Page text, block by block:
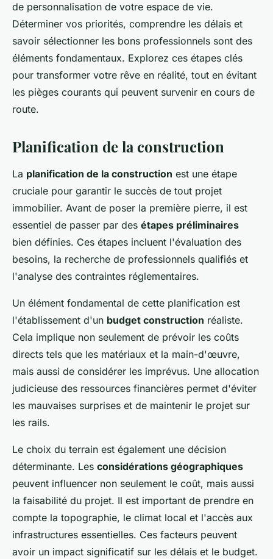
de personnalisation de votre espace de vie.
Déterminer vos priorités, comprendre les délais et
savoir sélectionner les bons professionnels sont des
éléments fondamentaux. Explorez ces étapes clés
pour transformer votre rêve en réalité, tout en évitant
les pièges courants qui peuvent survenir en cours de
route.
Planification de la construction
La planification de la construction est une étape
cruciale pour garantir le succès de tout projet
immobilier. Avant de poser la première pierre, il est
essentiel de passer par des étapes préliminaires
bien définies. Ces étapes incluent l'évaluation des
besoins, la recherche de professionnels qualifiés et
l'analyse des contraintes réglementaires.
Un élément fondamental de cette planification est
l'établissement d'un budget construction réaliste.
Cela implique non seulement de prévoir les coûts
directs tels que les matériaux et la main-d'œuvre,
mais aussi de considérer les imprévus. Une allocation
judicieuse des ressources financières permet d'éviter
les mauvaises surprises et de maintenir le projet sur
les rails.
Le choix du terrain est également une décision
déterminante. Les considérations géographiques
peuvent influencer non seulement le coût, mais aussi
la faisabilité du projet. Il est important de prendre en
compte la topographie, le climat local et l'accès aux
infrastructures essentielles. Ces facteurs peuvent
avoir un impact significatif sur les délais et le budget.